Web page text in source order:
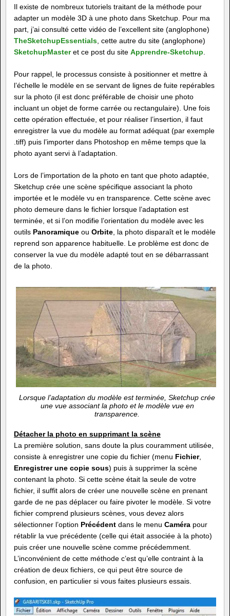
Il existe de nombreux tutoriels traitant de la méthode pour
adapter un modèle 3D à une photo dans Sketchup. Pour ma
part, j’ai consulté cette vidéo de l’excellent site (anglophone)
TheSketchupEssentials , cette autre du site (anglophone)
SketchupMasteret ce post du site Apprendre-Sketchup
Pour rappel, le processus consiste à positionner et mettre à
l’échelle le modèle en se servant de lignes de fuite repérables
sur la photo (il est donc préférable de choisir une photo
incluant un objet de forme carrée ou rectangulaire). Une fois
cette opération effectuée, et pour réaliser l’insertion, il faut
enregistrer la vue du modèle au format adéquat (par exemple
.tiff) puis l’importer dans Photoshop en même temps que la
photo ayant servi à l’adaptation.
Lors de l’importation de la photo en tant que photo adaptée,
Sketchup crée une scène spécifique associant la photo
importée et le modèle vu en transparence. Cette scène avec
photo demeure dans le fichier lorsque l’adaptation est
terminée, et si l’on modifie l’orientation du modèle avec les
outils Panoramique ou Orbite , la photo disparaît et le modèle
reprend son apparence habituelle. Le problème est donc de
conserver la vue du modèle adapté tout en se débarrassant
de la photo.
Lorsque l’adaptation du modèle est terminée, Sketchup crée
une vue associant la photo et le modèle vue en
transparence.
Détacher la photo en supprimant la scène
La première solution, sans doute la plus couramment utilisée,
consiste à enregistrer une copie du fichier (menu Fichier,
Enregistrer une copie sous) puis à supprimer la scène
contenant la photo. Si cette scène était la seule de votre
fichier, il suffit alors de créer une nouvelle scène en prenant
garde de ne pas déplacer ou faire pivoter le modèle. Si votre
fichier comprend plusieurs scènes, vous devez alors
sélectionner l’option Précédent dans le menu Caméra pour
rétablir la vue précédente (celle qui était associée à la photo)
puis créer une nouvelle scène comme précédemment.
L’inconvénient de cette méthode c’est qu’elle contraint à la
création de deux fichiers, ce qui peut être source de
confusion, en particulier si vous faites plusieurs essais.